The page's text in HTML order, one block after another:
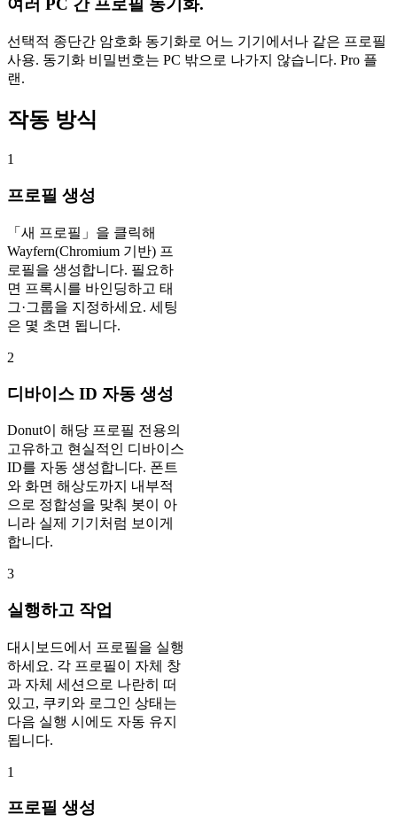
여러 PC 간 프로필 동기화.
선택적 종단간 암호화 동기화로 어느 기기에서나 같은 프로필
사용. 동기화 비밀번호는 PC 밖으로 나가지 않습니다. Pro 플
랜.
작동 방식
1
프로필 생성
「새 프로필」을 클릭해
Wayfern(Chromium 기반) 프
로필을 생성합니다. 필요하
면 프록시를 바인딩하고 태
그·그룹을 지정하세요. 세팅
은 몇 초면 됩니다.
2
디바이스 ID 자동 생성
Donut이 해당 프로필 전용의
고유하고 현실적인 디바이스
ID를 자동 생성합니다. 폰트
와 화면 해상도까지 내부적
으로 정합성을 맞춰 봇이 아
니라 실제 기기처럼 보이게
합니다.
3
실행하고 작업
대시보드에서 프로필을 실행
하세요. 각 프로필이 자체 창
과 자체 세션으로 나란히 떠
있고, 쿠키와 로그인 상태는
다음 실행 시에도 자동 유지
됩니다.
1
프로필 생성